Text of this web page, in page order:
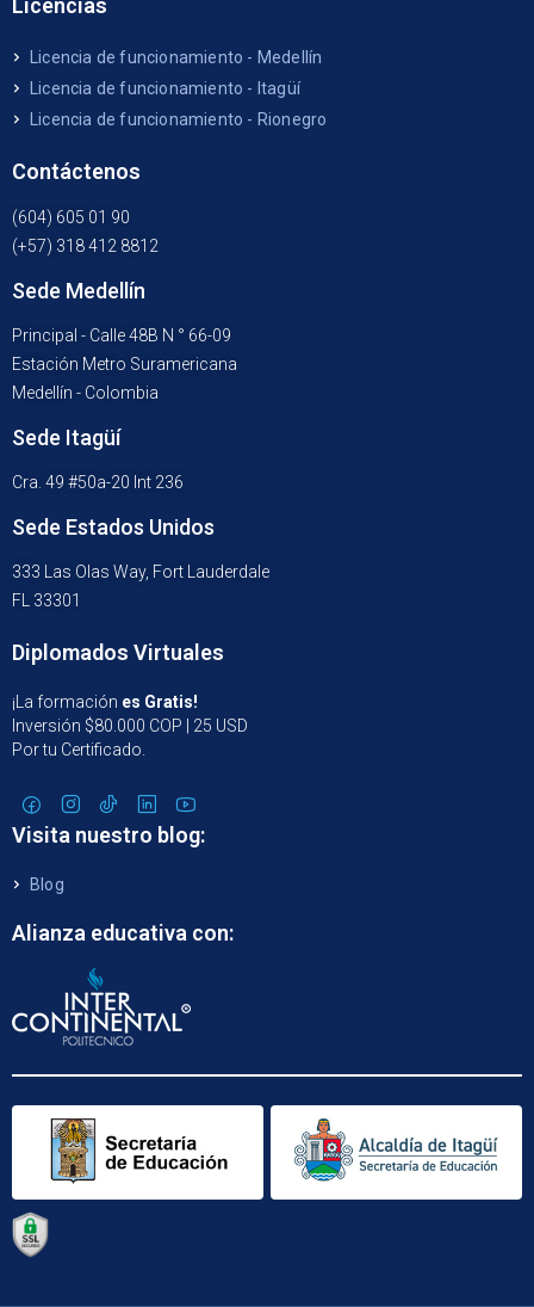
Licencias
Licencia de funcionamiento - Medellín
Licencia de funcionamiento - Itagüí
Licencia de funcionamiento - Rionegro
Contáctenos
(604) 605 01 90
(+57) 318 412 8812
Sede Medellín
Principal - Calle 48B N ° 66-09
Estación Metro Suramericana
Medellín - Colombia
Sede Itagüí
Cra. 49 #50a-20 Int 236
Sede Estados Unidos
333 Las Olas Way, Fort Lauderdale
FL 33301
Diplomados Virtuales
¡La formación es Gratis!
Inversión $80.000 COP | 25 USD
Por tu Certificado.
Visita nuestro blog:
Blog
Alianza educativa con: